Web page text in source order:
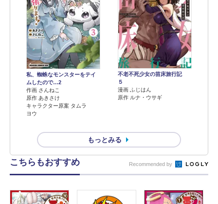
私、蜘蛛なモンスターをテイ
ムしたので…2
作画 さんねこ
原作 あきさけ
キャラクター原案 タムラ
ヨウ
不老不死少女の苗床旅行記
５
漫画 ふじはん
原作 ルナ・ウサギ
もっとみる
こちらもおすすめ Recommended by